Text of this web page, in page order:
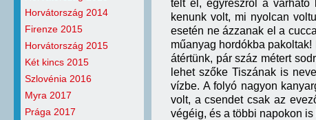
Horvátország 2014
Firenze 2015
Horvátország 2015
Két kincs 2015
Szlovénia 2016
Myra 2017
Prága 2017
telt el, egyrészről a várható
kenunk volt, mi nyolcan
esetén ne ázzanak el a
műanyag hordókba
átértünk, pár száz métert
lehet szőke Tiszának is
vízbe. A folyó nagyon
volt, a csendet csak az
végéig, és a többi napokon